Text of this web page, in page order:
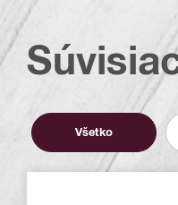
Všetko